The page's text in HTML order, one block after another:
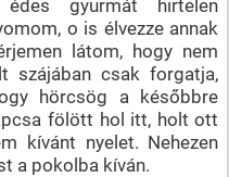
gyurmát hirtelen
o is élvezze annak
látom, hogy nem
szájában csak forgatja,
hörcsög a későbbre
fölött hol itt, holt ott
kívánt nyelet. Nehezen
a pokolba kíván.